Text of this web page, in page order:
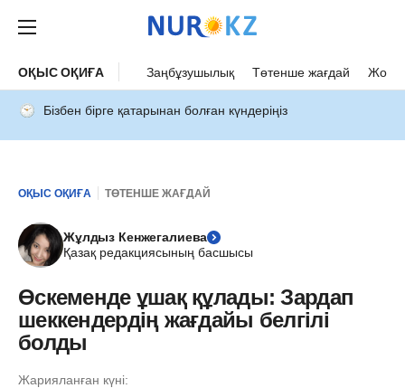
ОҚЫС ОҚИҒА Заңбұзушылық Төтенше жағдай Жол
Бізбен бірге қатарынан болған күндеріңіз
ОҚЫС ОҚИҒА ТӨТЕНШЕ ЖАҒДАЙ
Жұлдыз Кенжегалиева
Қазақ редакциясының басшысы
Өскеменде ұшақ құлады: Зардап
шеккендердің жағдайы белгілі
болды
Жарияланған күні: